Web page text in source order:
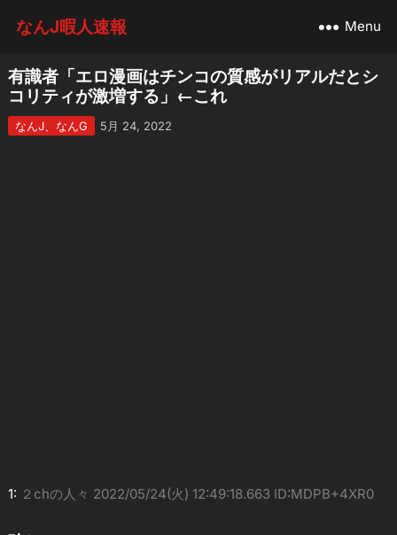
なんJ暇人速報 Menu
有識者「エロ漫画はチンコの質感がリアルだとシ
コリティが激増する」←これ
なんJ、なんG 5月 24, 2022
1: ２chの人々 2022/05/24(火) 12:49:18.663 ID:MDPB+4XR0